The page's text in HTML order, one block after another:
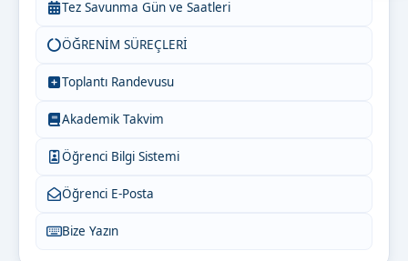
Tez Savunma Gün ve Saatleri
ÖĞRENİM SÜREÇLERİ
Toplantı Randevusu
Akademik Takvim
Öğrenci Bilgi Sistemi
Öğrenci E-Posta
Bize Yazın